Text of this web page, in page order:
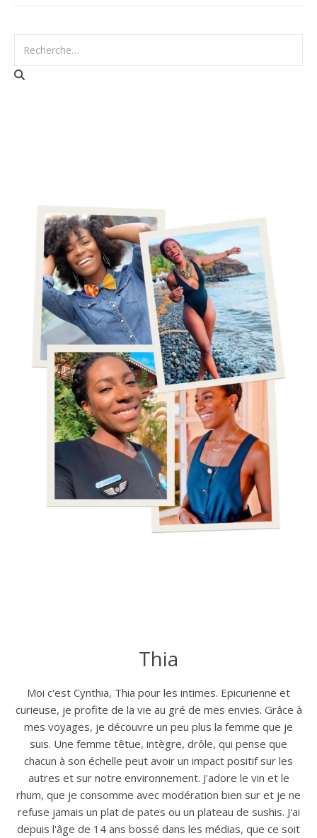
Thia
Moi c'est Cynthia, Thia pour les intimes. Epicurienne et
curieuse, je profite de la vie au gré de mes envies. Grâce à
mes voyages, je découvre un peu plus la femme que je
suis. Une femme têtue, intègre, drôle, qui pense que
chacun à son échelle peut avoir un impact positif sur les
autres et sur notre environnement. J'adore le vin et le
rhum, que je consomme avec modération bien sur et je ne
refuse jamais un plat de pates ou un plateau de sushis. J'ai
depuis l'âge de 14 ans bossé dans les médias, que ce soit